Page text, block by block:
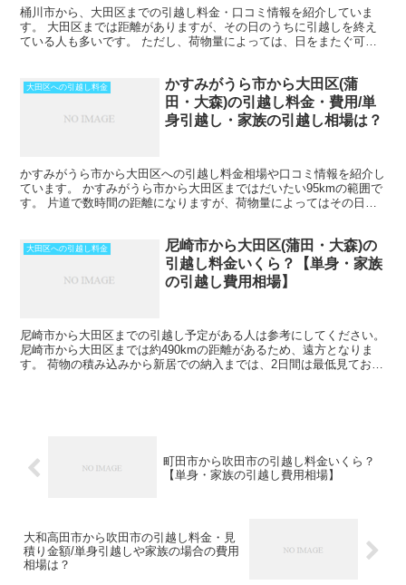
桶川市から、大田区までの引越し料金・口コミ情報を紹介していま
す。 大田区までは距離がありますが、その日のうちに引越しを終え
ている人も多いです。 ただし、荷物量によっては、日をまたぐ可能
大田区への引越し料金
かすみがうら市から大田区(蒲
田・大森)の引越し料金・費用/単
身引越し・家族の引越し相場は？
かすみがうら市から大田区への引越し料金相場や口コミ情報を紹介し
ています。 かすみがうら市から大田区まではだいたい95kmの範囲で
す。 片道で数時間の距離になりますが、荷物量によってはその日の
大田区への引越し料金
尼崎市から大田区(蒲田・大森)の
引越し料金いくら？【単身・家族
の引越し費用相場】
尼崎市から大田区までの引越し予定がある人は参考にしてください。
尼崎市から大田区までは約490kmの距離があるため、遠方となりま
す。 荷物の積み込みから新居での納入までは、2日間は最低見ておい
町田市から吹田市の引越し料金いくら？
【単身・家族の引越し費用相場】
大和高田市から吹田市の引越し料金・見
積り金額/単身引越しや家族の場合の費用
相場は？